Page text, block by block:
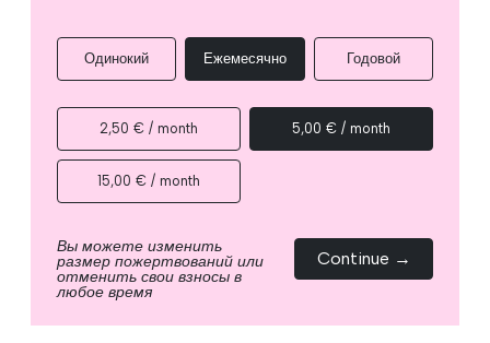
Одинокий Ежемесячно Годовой
2,50 € / month 5,00 € / month
15,00 € / month
Вы можете изменить
размер пожертвований или
отменить свои взносы в
любое время
Continue →